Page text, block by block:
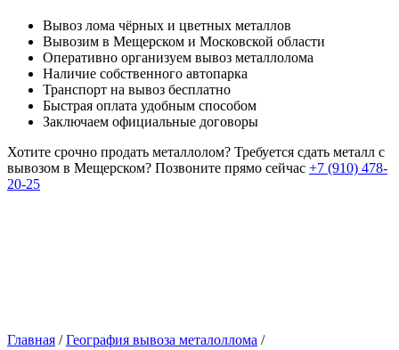
Вывоз лома чёрных и цветных металлов
Вывозим в Мещерском и Московской области
Оперативно организуем вывоз металлолома
Наличие собственного автопарка
Транспорт на вывоз бесплатно
Быстрая оплата удобным способом
Заключаем официальные договоры
Хотите срочно продать металлолом? Требуется сдать металл с
вывозом в Мещерском? Позвоните прямо сейчас +7 (910) 478-
20-25
Главная / География вывоза металоллома /